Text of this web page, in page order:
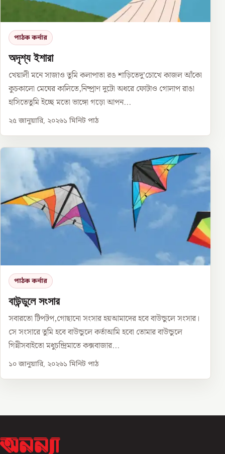
পাঠক কর্নার
অদৃশ্য ইশারা
খেয়ালী মনে সাজাও তুমি কলাপাতা রঙ শাড়িতেদু’চোখে কাজল আঁকো
কুচকালো মেঘের কালিতে,নিষ্প্রাণ দুটো অধরে ফোটাও গোলাপ রাঙা
হাসিতেতুমি ইচ্ছে মতো ভাঙ্গো গড়ো আপন...
২৫ জানুয়ারি, ২০২৬১ মিনিট পাঠ
পাঠক কর্নার
বাউন্ডুলে সংসার
সবারতো টিপটপ,গোছানো সংসার হয়আমাদের হবে বাউন্ডুলে সংসার।
সে সংসারে তুমি হবে বাউন্ডুলে কর্তাআমি হবো তোমার বাউন্ডুলে
গিন্নীসবাইতো মধুচন্দ্রিমাতে কক্সবাজার...
১০ জানুয়ারি, ২০২৬১ মিনিট পাঠ